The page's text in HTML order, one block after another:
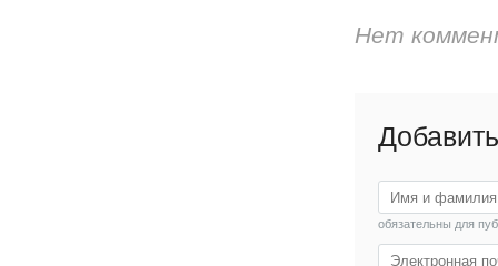
Нет
обязательны для